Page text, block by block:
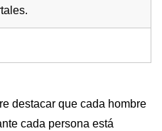
destacar que cada hombre
cada persona está